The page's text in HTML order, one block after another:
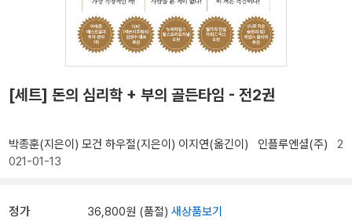
[세트] 돈의 심리학 + 부의 골든타임 - 전2권
박종훈(지은이) 모건 하우절(지은이) 이지연(옮긴이) 인플루엔셜(주) 2
021-01-13
정가 36,800원 (품절) 새상품보기